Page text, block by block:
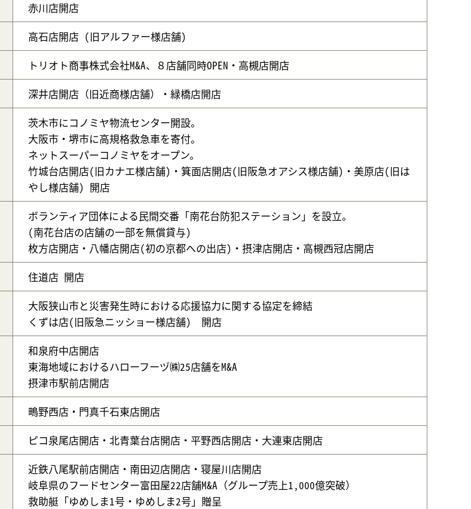
赤川店開店
高石店開店 (旧アルファー様店舗)
トリオト商事株式会社M&A、８店舗同時OPEN・高槻店開店
深井店開店（旧近商様店舗）・緑橋店開店
茨木市にコノミヤ物流センター開設。
大阪市・堺市に高規格救急車を寄付。
ネットスーパーコノミヤをオープン。
竹城台店開店(旧カナエ様店舗)・箕面店開店(旧阪急オアシス様店舗)・美原店(旧は
やし様店舗) 開店
ボランティア団体による民間交番「南花台防犯ステーション」を設立。
(南花台店の店舗の一部を無償貸与)
枚方店開店・八幡店開店(初の京都への出店)・摂津店開店・高槻西冠店開店
住道店 開店
大阪狭山市と災害発生時における応援協力に関する協定を締結
くずは店(旧阪急ニッショー様店舗) 開店
和泉府中店開店
東海地域におけるハローフーヅ㈱25店舗をM&A
摂津市駅前店開店
鴫野西店・門真千石東店開店
ピコ泉尾店開店・北青葉台店開店・平野西店開店・大連東店開店
近鉄八尾駅前店開店・南田辺店開店・寝屋川店開店
岐阜県のフードセンター富田屋22店舗M&A（グループ売上1,000億突破）
救助艇「ゆめしま1号・ゆめしま2号」贈呈